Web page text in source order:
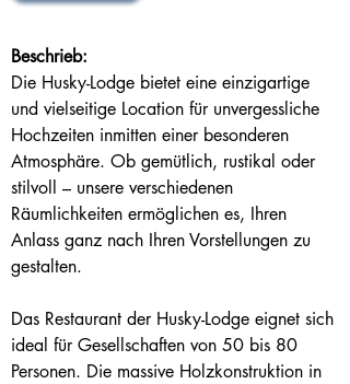
Beschrieb:
Die Husky-Lodge bietet eine einzigartige
und vielseitige Location für unvergessliche
Hochzeiten inmitten einer besonderen
Atmosphäre. Ob gemütlich, rustikal oder
stilvoll – unsere verschiedenen
Räumlichkeiten ermöglichen es, Ihren
Anlass ganz nach Ihren Vorstellungen zu
gestalten.
Das Restaurant der Husky-Lodge eignet sich
ideal für Gesellschaften von 50 bis 80
Personen. Die massive Holzkonstruktion in